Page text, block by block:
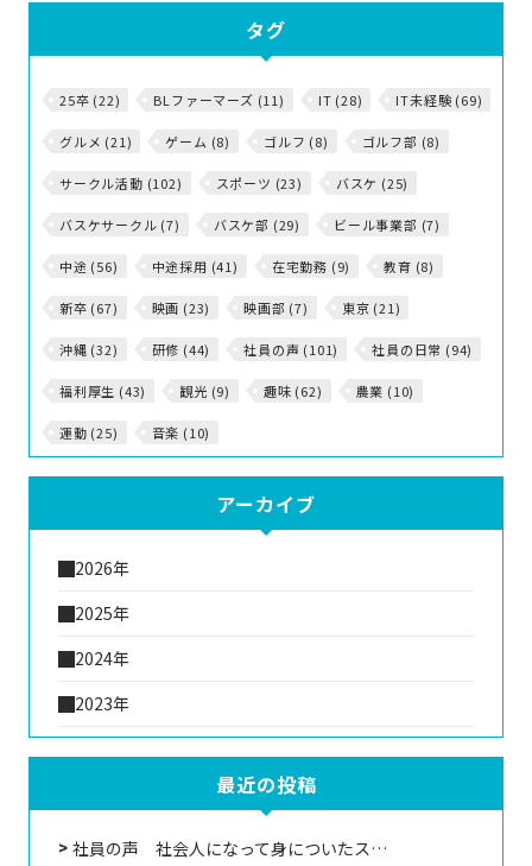
タグ
25卒 (22) BLファーマーズ (11) IT (28) IT未経験 (69)
グルメ (21) ゲーム (8) ゴルフ (8) ゴルフ部 (8)
サークル活動 (102) スポーツ (23) バスケ (25)
バスケサークル (7) バスケ部 (29) ビール事業部 (7)
中途 (56) 中途採用 (41) 在宅勤務 (9) 教育 (8)
新卒 (67) 映画 (23) 映画部 (7) 東京 (21)
沖縄 (32) 研修 (44) 社員の声 (101) 社員の日常 (94)
福利厚生 (43) 観光 (9) 趣味 (62) 農業 (10)
運動 (25) 音楽 (10)
アーカイブ
2026年
2025年
2024年
2023年
最近の投稿
社員の声 社会人になって身についたス…